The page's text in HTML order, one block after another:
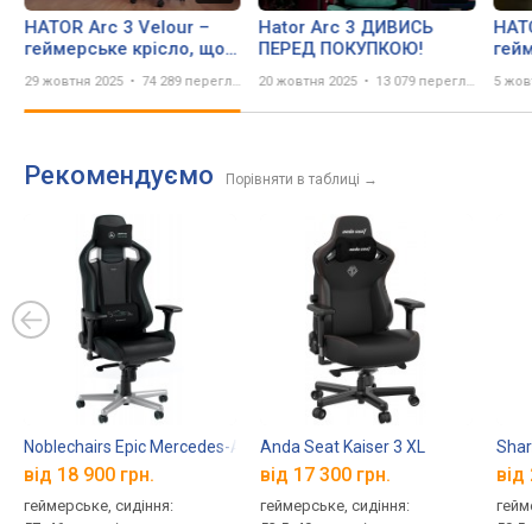
HATOR Arc 3 Velour –
геймерське крісло, що
технології та стиль
29 жовтня 2025 74 289 переглядів
Hator Arc 3 ДИВИСЬ
ПЕРЕД ПОКУПКОЮ!
20 жовтня 2025 13 079 переглядів 5
Рекомендуємо Порівняти в таблиці →
Noblechairs Epic Mercedes-AMG Petronas F1 Team
від 18 900 грн.
геймерське, сидіння:
Anda Seat Kaiser 3 XL
від 17 300 грн.
геймерське, сидіння:
від